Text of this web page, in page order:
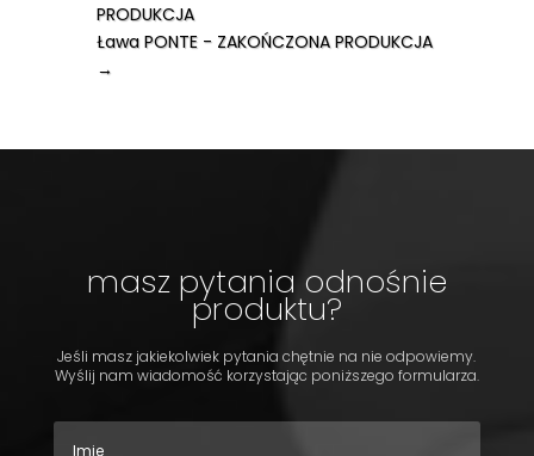
PRODUKCJA
Ława PONTE - ZAKOŃCZONA PRODUKCJA
→
masz pytania odnośnie
produktu?
Jeśli masz jakiekolwiek pytania chętnie na nie odpowiemy.
Wyślij nam wiadomość korzystając poniższego formularza.